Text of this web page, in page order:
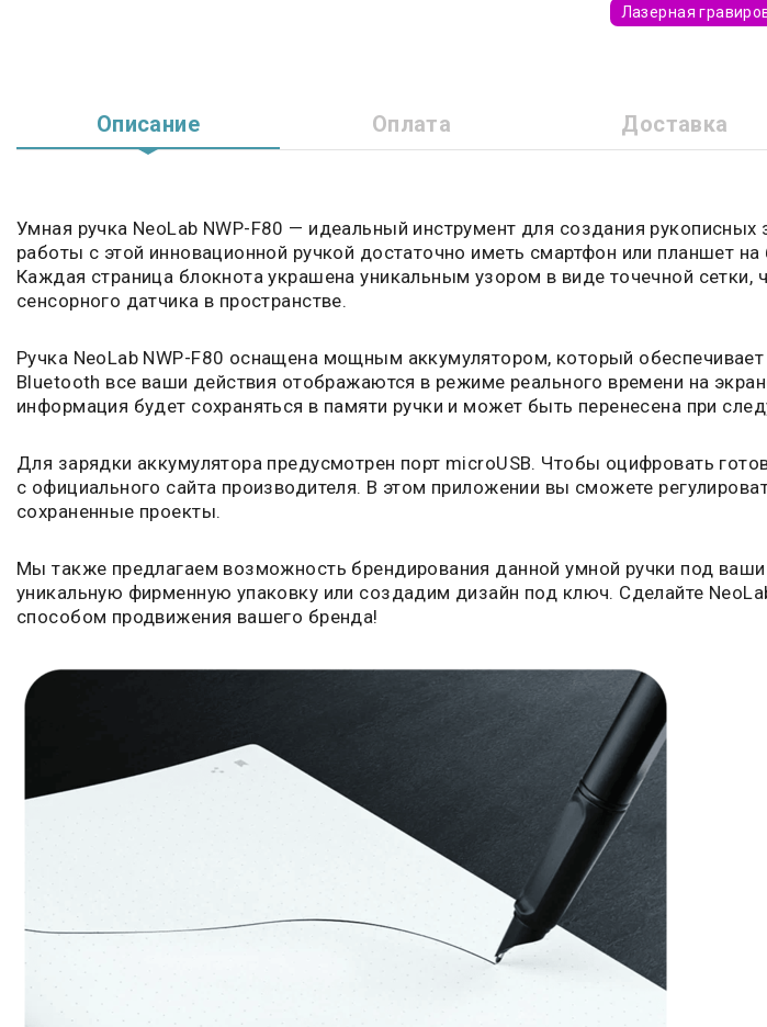
Лазерная
Описание Оплата Доставка
Умная ручка NeoLab NWP-F80 — идеальный инструмент для создания
работы с этой инновационной ручкой достаточно иметь смартфон или планшет
Каждая страница блокнота украшена уникальным узором в виде точечной
сенсорного датчика в пространстве.
Ручка NeoLab NWP-F80 оснащена мощным аккумулятором, который
Bluetooth все ваши действия отображаются в режиме реального времени на
информация будет сохраняться в памяти ручки и может быть перенесена при
Для зарядки аккумулятора предусмотрен порт microUSB. Чтобы оцифровать
с официального сайта производителя. В этом приложении вы сможете
сохраненные проекты.
Мы также предлагаем возможность брендирования данной умной ручки под
уникальную фирменную упаковку или создадим дизайн под ключ. Сделайте
способом продвижения вашего бренда!